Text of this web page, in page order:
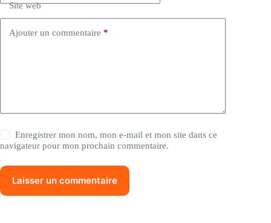
Site web
Ajouter un commentaire *
Enregistrer mon nom, mon e-mail et mon site dans ce
navigateur pour mon prochain commentaire.
Laisser un commentaire